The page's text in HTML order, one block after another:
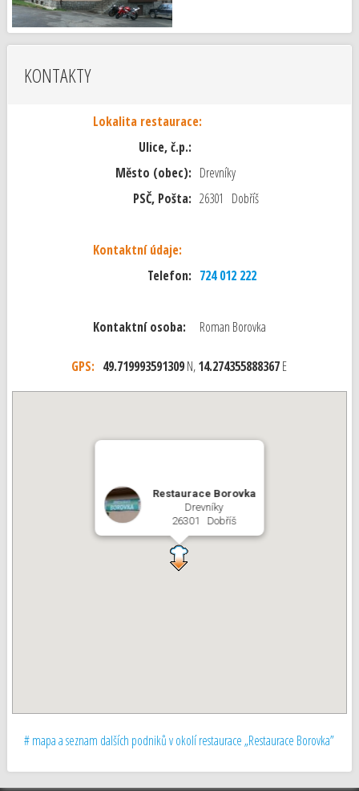
KONTAKTY
Lokalita restaurace:
Ulice, č.p.:
Město (obec): Drevníky
PSČ, Pošta: 26301 Dobříš
Kontaktní údaje:
Telefon: 724 012 222
Kontaktní osoba: Roman Borovka
GPS: 49.719993591309N,14.274355888367E
Restaurace Borovka
Drevníky
26301 Dobříš
# mapa a seznam dalších podniků v okolí restaurace „Restaurace Borovka”